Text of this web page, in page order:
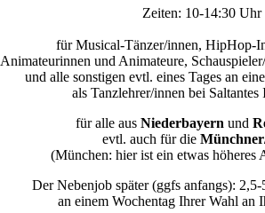
Zeiten: 10-14:30 Uhr
für Musical-Tänzer/innen, HipHop-
Animateurinnen und Animateure,
und alle sonstigen evtl. eines Tages an
als Tanzlehrer/innen bei Saltantes
für alle aus Niederbayern und
evtl. auch für die
(München: hier ist ein etwas höheres
Der Nebenjob später (ggfs anfangs):
an einem Wochentag Ihrer Wahl an